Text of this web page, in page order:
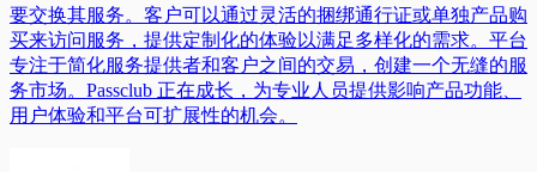
要交换其服务。客户可以通过灵活的捆绑通行证或单独产品购
买来访问服务，提供定制化的体验以满足多样化的需求。平台
专注于简化服务提供者和客户之间的交易，创建一个无缝的服
务市场。Passclub 正在成长，为专业人员提供影响产品功能、
用户体验和平台可扩展性的机会。